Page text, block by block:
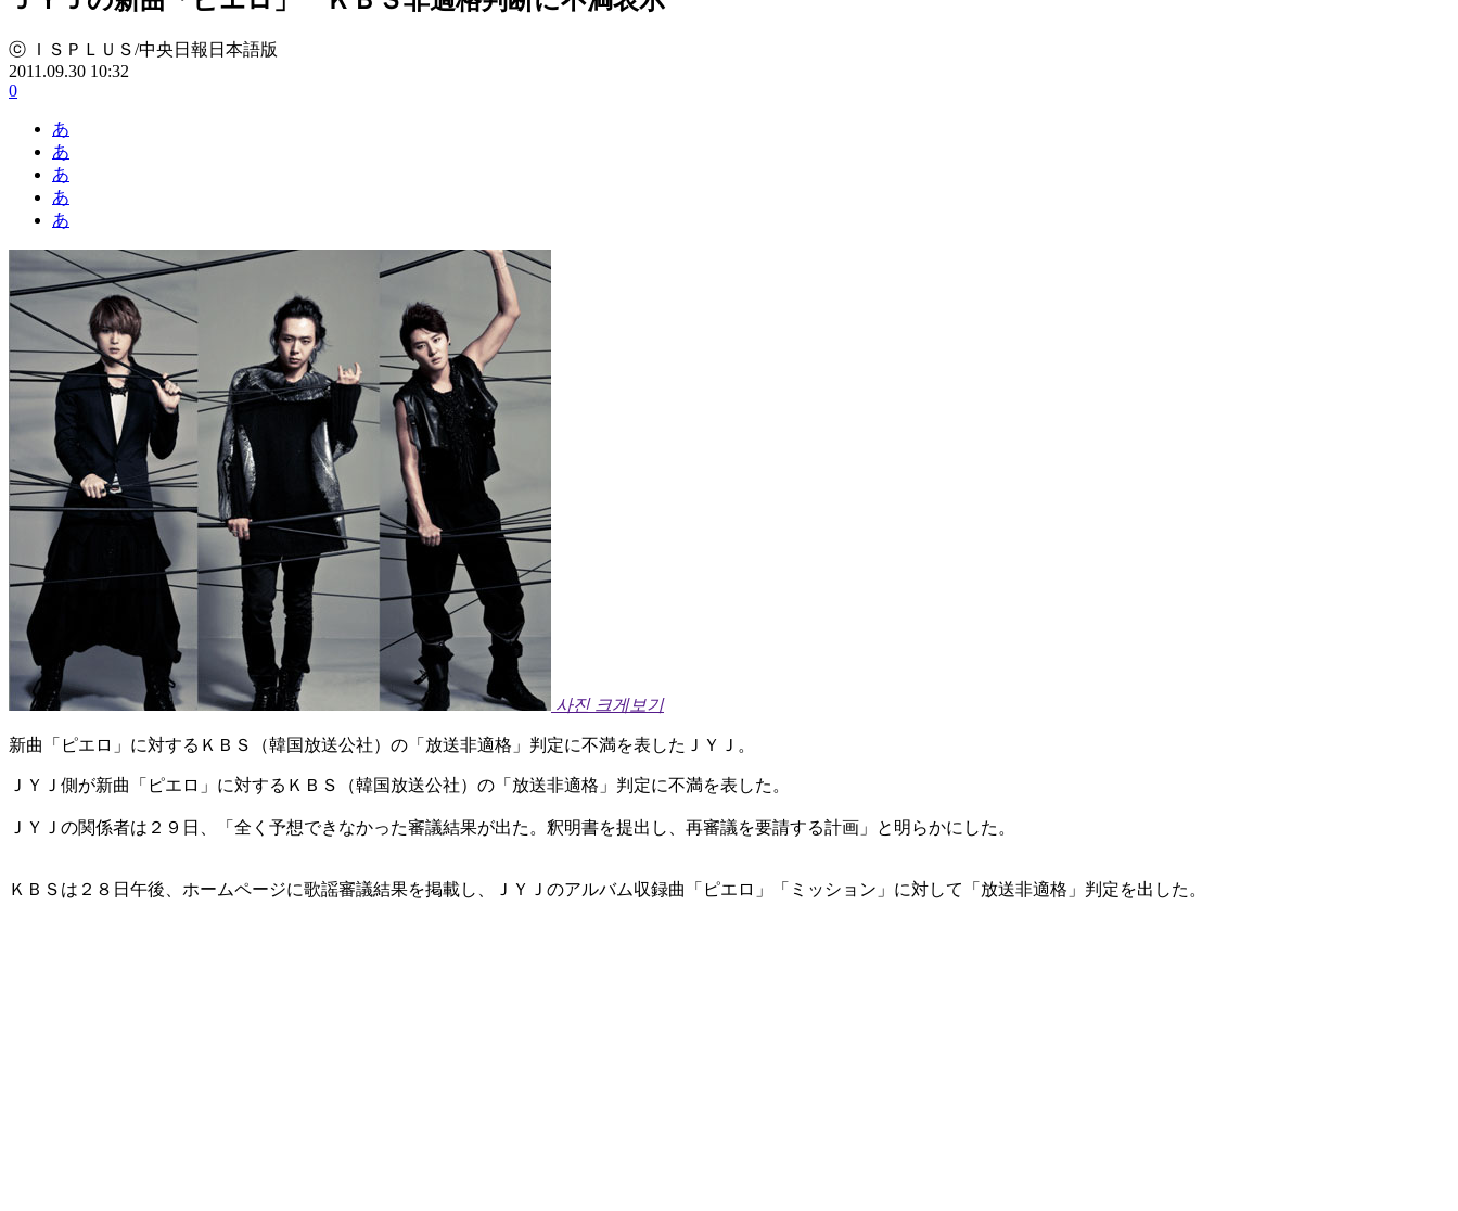
ⓒ ＩＳＰＬＵＳ/中央日報日本語版
2011.09.30 10:32
0
あ
あ
あ
あ
あ
사진 크게보기
新曲「ピエロ」に対するＫＢＳ（韓国放送公社）の「放送非適格」判定に不満を表したＪＹＪ。
ＪＹＪ側が新曲「ピエロ」に対するＫＢＳ（韓国放送公社）の「放送非適格」判定に不満を表した。
ＪＹＪの関係者は２９日、「全く予想できなかった審議結果が出た。釈明書を提出し、再審議を要請する計画」と明らかにした。
ＫＢＳは２８日午後、ホームページに歌謡審議結果を掲載し、ＪＹＪのアルバム収録曲「ピエロ」「ミッション」に対して「放送非適格」判定を出した。